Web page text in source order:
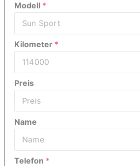
Modell *
Kilometer *
Preis
Name
Telefon *